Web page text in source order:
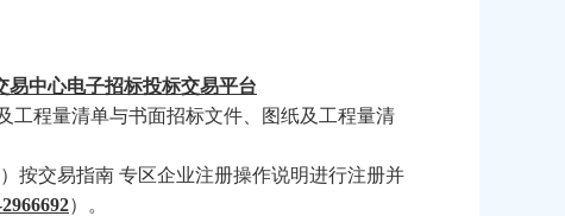
易中心电子招标投标交易平台
工程量清单与书面招标文件、图纸及工程量清
）按交易指南 专区企业注册操作说明进行注册并
）。